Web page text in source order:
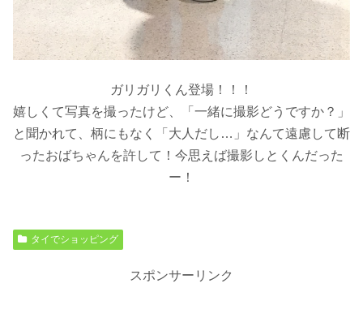
ガリガリくん登場！！！
嬉しくて写真を撮ったけど、「一緒に撮影どうですか？」
と聞かれて、柄にもなく「大人だし…」なんて遠慮して断
ったおばちゃんを許して！今思えば撮影しとくんだった
ー！
タイでショッピング
スポンサーリンク